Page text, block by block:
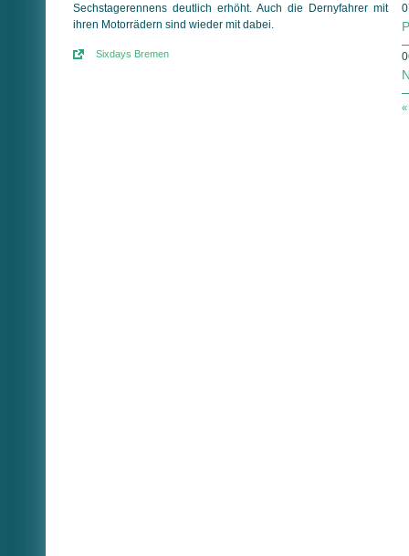
Sechstagerennens deutlich erhöht. Auch die Dernyfahrer mit
ihren Motorrädern sind wieder mit dabei.
Sixdays Bremen
«